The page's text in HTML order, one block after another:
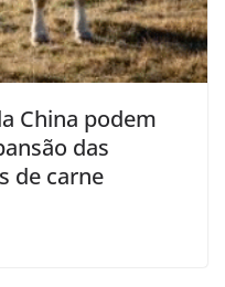
China podem
das
de carne